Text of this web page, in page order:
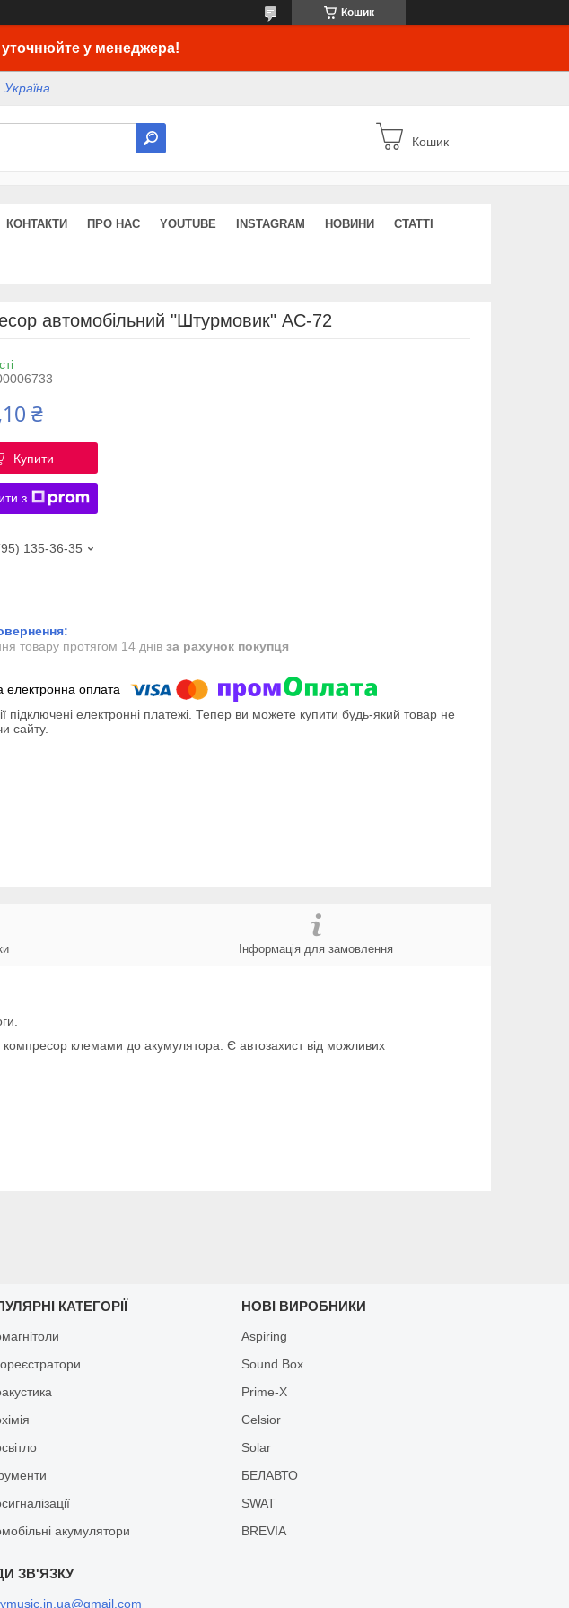
Кошик
уточнюйте у менеджера!
Кошик
КОНТАКТИ ПРО НАС YOUTUBE INSTAGRAM НОВИНИ СТАТТІ
автомобільний "Штурмовик" АС-72
₴
Купити
з
135-36-35
товару протягом 14 днів за рахунок покупця
підключені електронні платежі. Тепер ви можете купити будь-який товар не
сайту.
Інформація для замовлення
клемами до акумулятора. Є автозахист від можливих
КАТЕГОРІЇ
акумулятори
НОВІ ВИРОБНИКИ
Aspiring
Sound Box
Prime-X
Celsior
Solar
БЕЛАВТО
SWAT
BREVIA